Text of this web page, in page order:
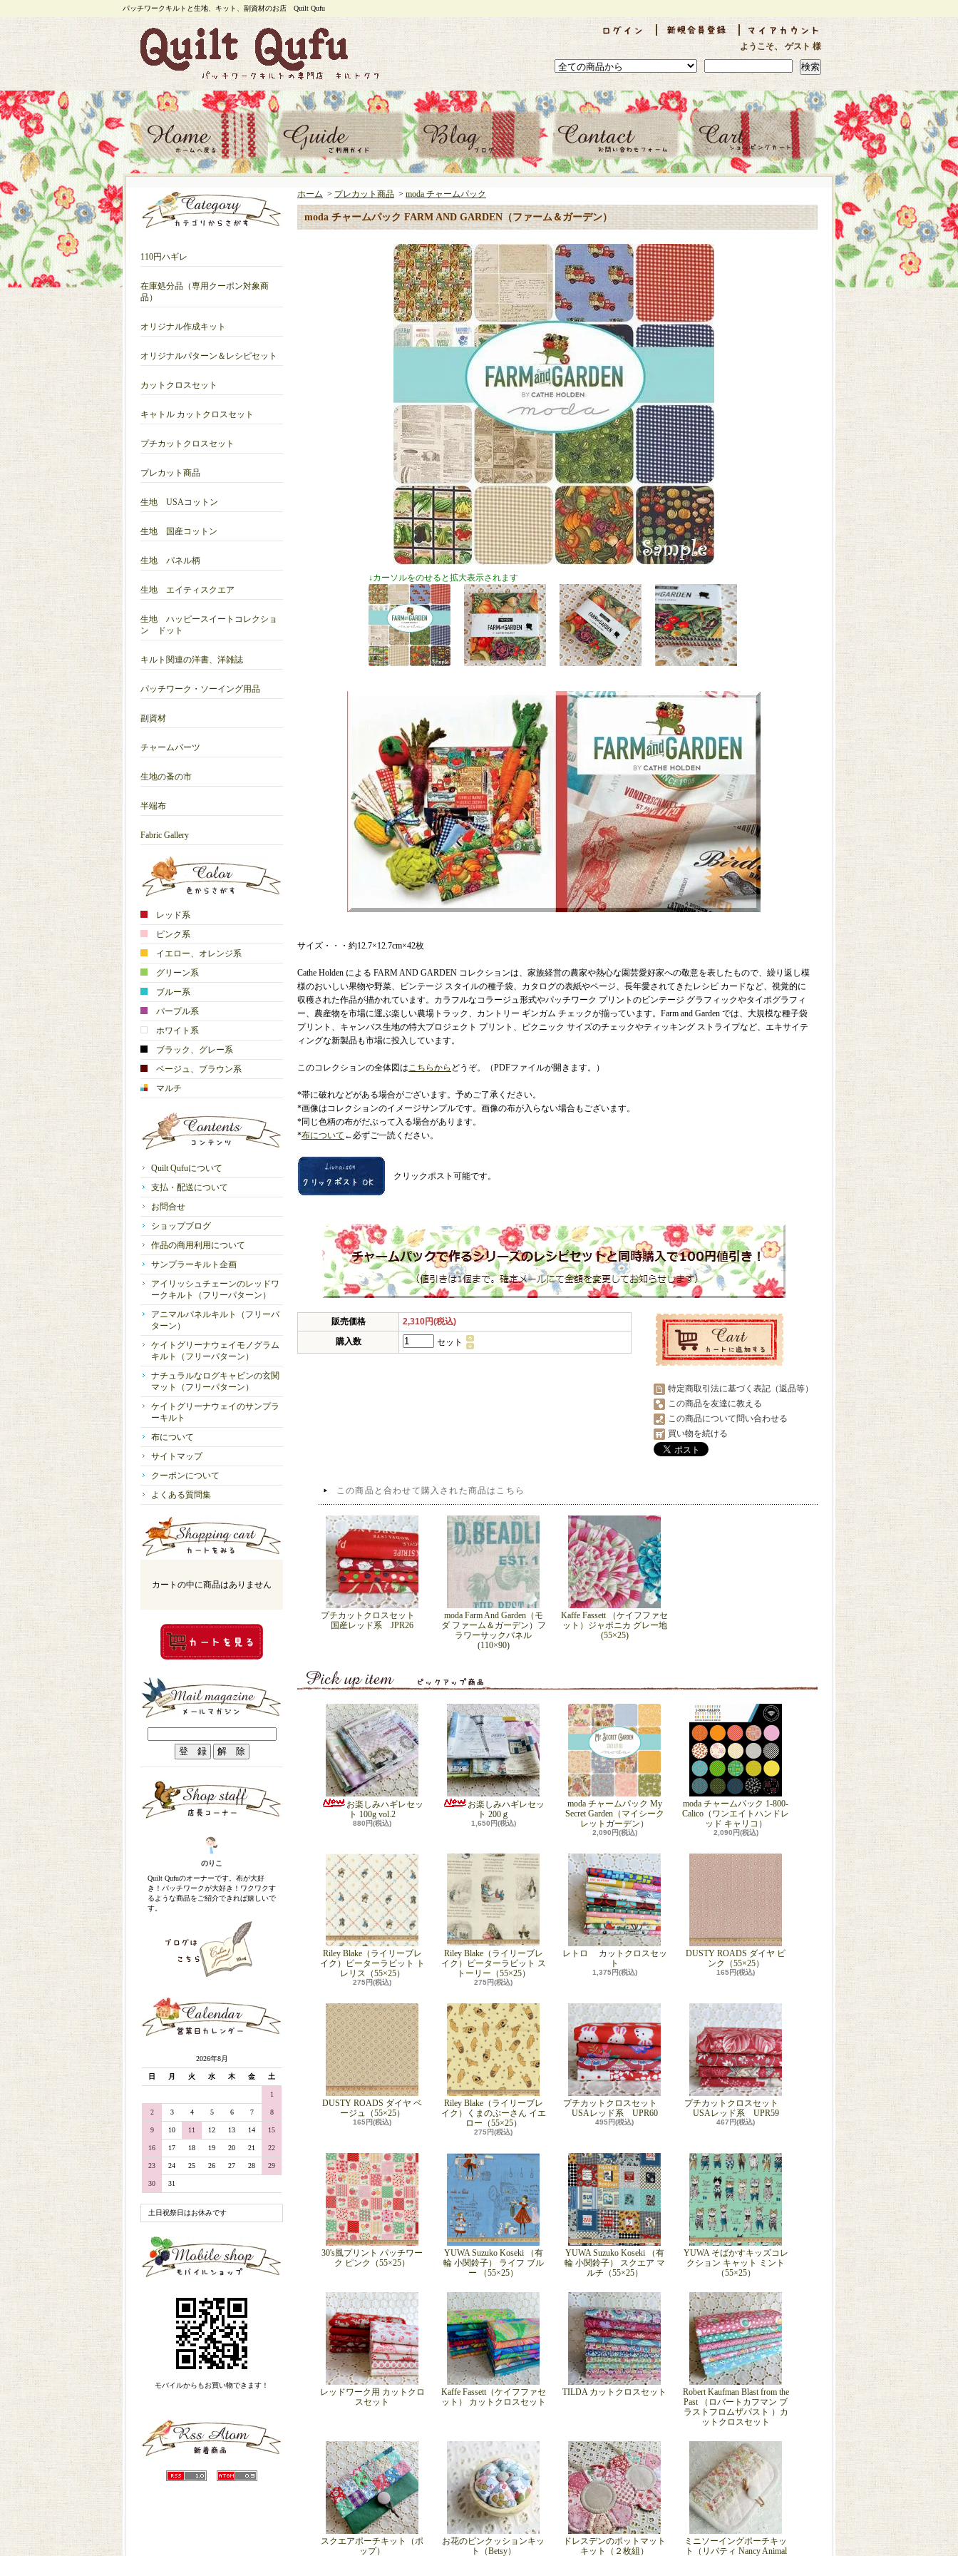
パッチワークキルトと生地、キット、副資材のお店 Quilt Qufu
ようこそ、 ゲスト 様
検索
110円ハギレ
在庫処分品（専用クーポン対象商
品）
オリジナル作成キット
オリジナルパターン＆レシピセット
カットクロスセット
キャトル カットクロスセット
プチカットクロスセット
プレカット商品
生地 USAコットン
生地 国産コットン
生地 パネル柄
生地 エイティスクエア
生地 ハッピースイートコレクショ
ン ドット
キルト関連の洋書、洋雑誌
パッチワーク・ソーイング用品
副資材
チャームパーツ
生地の蚤の市
半端布
Fabric Gallery
レッド系
ピンク系
イエロー、オレンジ系
グリーン系
ブルー系
パープル系
ホワイト系
ブラック、グレー系
ベージュ、ブラウン系
マルチ
Quilt Qufuについて
支払・配送について
お問合せ
ショップブログ
作品の商用利用について
サンプラーキルト企画
アイリッシュチェーンのレッドワ
ークキルト（フリーパターン）
アニマルパネルキルト（フリーパ
ターン）
ケイトグリーナウェイモノグラム
キルト（フリーパターン）
ナチュラルなログキャビンの玄関
マット（フリーパターン）
ケイトグリーナウェイのサンプラ
ーキルト
布について
サイトマップ
クーポンについて
よくある質問集
カートの中に商品はありません
のりこ
Quilt Qufuのオーナーです。布が大好
き！パッチワークが大好き！ワクワクす
るような商品をご紹介できれば嬉しいで
す。
2026年8月
日 月 火 水 木 金 土
1
2 3 4 5 6 7 8
9 10 11 12 13 14 15
16 17 18 19 20 21 22
23 24 25 26 27 28 29
30 31
土日祝祭日はお休みです
モバイルからもお買い物できます！
ホーム > プレカット商品 > moda チャームパック
moda チャームパック FARM AND GARDEN（ファーム＆ガーデン）
↓カーソルをのせると拡大表示されます
サイズ・・・約12.7×12.7cm×42枚
Cathe Holden による FARM AND GARDEN コレクションは、家族経営の農家や熱心な園芸愛好家への敬意を表したもので、繰り返し模
様のおいしい果物や野菜、ビンテージ スタイルの種子袋、カタログの表紙やページ、長年愛されてきたレシピ カードなど、視覚的に
収穫された作品が描かれています。カラフルなコラージュ形式やパッチワーク プリントのビンテージ グラフィックやタイポグラフィ
ー、農産物を市場に運ぶ楽しい農場トラック、カントリー ギンガム チェックが揃っています。Farm and Garden では、大規模な種子袋
プリント、キャンバス生地の特大プロジェクト プリント、ピクニック サイズのチェックやティッキング ストライプなど、エキサイテ
ィングな新製品も市場に投入しています。
このコレクションの全体図はこちらから どうぞ。（PDFファイルが開きます。）
*帯に破れなどがある場合がございます。予めご了承ください。
*画像はコレクションのイメージサンプルです。画像の布が入らない場合もございます。
*同じ色柄の布がだぶって入る場合があります。
*布について ←必ずご一読ください。
クリックポスト可能です。
販売価格
2,310円(税込)
購入数
セット
特定商取引法に基づく表記（返品等）
この商品を友達に教える
この商品について問い合わせる
買い物を続ける
この商品と合わせて購入された商品はこちら
プチカットクロスセット
国産レッド系 JPR26
moda Farm And Garden（モ
ダ ファーム＆ガーデン）フ
ラワーサックパネル
(110×90)
Kaffe Fassett （ケイフファセ
ット）ジャポニカ グレー地
(55×25)
お楽しみハギレセッ
ト 100g vol.2
880円(税込)
お楽しみハギレセッ
ト 200ｇ
1,650円(税込)
moda チャームパック My
Secret Garden（マイシーク
レットガーデン）
2,090円(税込)
moda チャームパック 1-800-
Calico（ワンエイトハンドレ
ッド キャリコ）
2,090円(税込)
Riley Blake（ライリーブレ
イク）ピーターラビット ト
レリス（55×25）
275円(税込)
Riley Blake（ライリーブレ
イク）ピーターラビット ス
トーリー（55×25）
275円(税込)
レトロ カットクロスセッ
ト
1,375円(税込)
DUSTY ROADS ダイヤ ピ
ンク（55×25）
165円(税込)
DUSTY ROADS ダイヤ ベ
ージュ（55×25）
165円(税込)
Riley Blake（ライリーブレ
イク）くまのぷーさん イエ
ロー（55×25）
275円(税込)
プチカットクロスセット
USAレッド系 UPR60
495円(税込)
プチカットクロスセット
USAレッド系 UPR59
467円(税込)
30's風プリント パッチワー
ク ピンク（55×25）
YUWA Suzuko Koseki （有
輪 小関鈴子） ライフ ブル
ー （55×25）
YUWA Suzuko Koseki （有
輪 小関鈴子） スクエア マ
ルチ（55×25）
YUWA そばかすキッズコレ
クション キャット ミント
（55×25）
レッドワーク用 カットクロ
スセット
Kaffe Fassett（ケイフファセ
ット） カットクロスセット
TILDA カットクロスセット
Robert Kaufman Blast from the
Past （ロバートカフマン ブ
ラストフロムザパスト ）カ
ットクロスセット
スクエアポーチキット（ポ
ップ）
お花のピンクッションキッ
ト（Betsy）
ドレスデンのポットマット
キット（２枚組）
ミニソーイングポーチキッ
ト（リバティ Nancy Animal